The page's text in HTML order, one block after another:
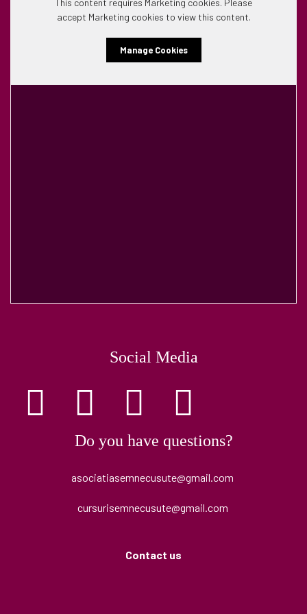
This content requires Marketing cookies. Please
accept Marketing cookies to view this content.
Manage Cookies
Social Media
Do you have questions?
asociatiasemnecusute@gmail.com
cursurisemnecusute@gmail.com
Contact us